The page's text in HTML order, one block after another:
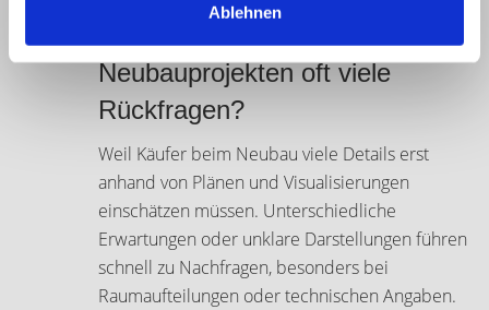
Ablehnen
Neubauprojekten oft viele
Rückfragen?
Weil Käufer beim Neubau viele Details erst
anhand von Plänen und Visualisierungen
einschätzen müssen. Unterschiedliche
Erwartungen oder unklare Darstellungen führen
schnell zu Nachfragen, besonders bei
Raumaufteilungen oder technischen Angaben.